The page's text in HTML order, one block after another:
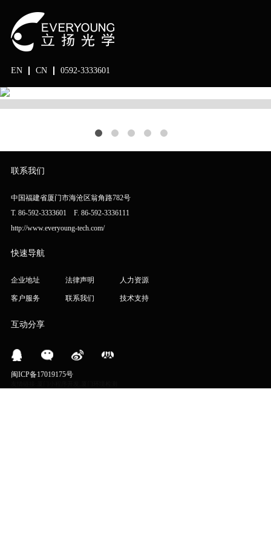
EN CN 0592-3333601
联系我们
中国福建省厦门市海沧区翁角路782号
T. 86-592-3333601 F. 86-592-3336111
http://www.everyoung-tech.com/
快速导航
企业地址 法律声明 人力资源
客户服务 联系我们 技术支持
互动分享
闽ICP备17019175号